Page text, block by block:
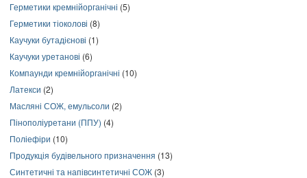
Герметики кремнійорганічні (5)
Герметики тіоколові (8)
Каучуки бутадієнові (1)
Каучуки уретанові (6)
Компаунди кремнійорганічні (10)
Латекси (2)
Масляні СОЖ, емульсоли (2)
Пінополіуретани (ППУ) (4)
Поліефіри (10)
Продукція будівельного призначення (13)
Синтетичні та напівсинтетичні СОЖ (3)